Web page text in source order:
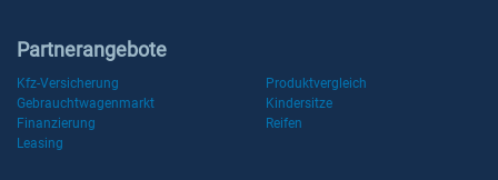
Partnerangebote
Kfz-Versicherung
Produktvergleich
Gebrauchtwagenmarkt
Kindersitze
Finanzierung
Reifen
Leasing